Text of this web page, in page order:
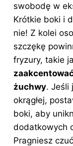
swobodę w
Krótkie boki i
nie! Z kolei
szczękę
fryzury, takie
żuchwy. Jeśli
okrągłej,
boki, aby
dodatkowych
Pragniesz